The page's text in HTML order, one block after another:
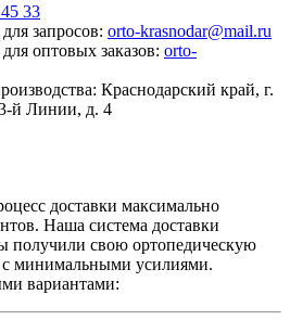
33
запросов: orto-krasnodar@mail.ru
оптовых заказов: orto-
Краснодарский край, г.
й Линии, д. 4
доставки максимально
Наша система доставки
получили свою ортопедическую
минимальными усилиями.
вариантами: